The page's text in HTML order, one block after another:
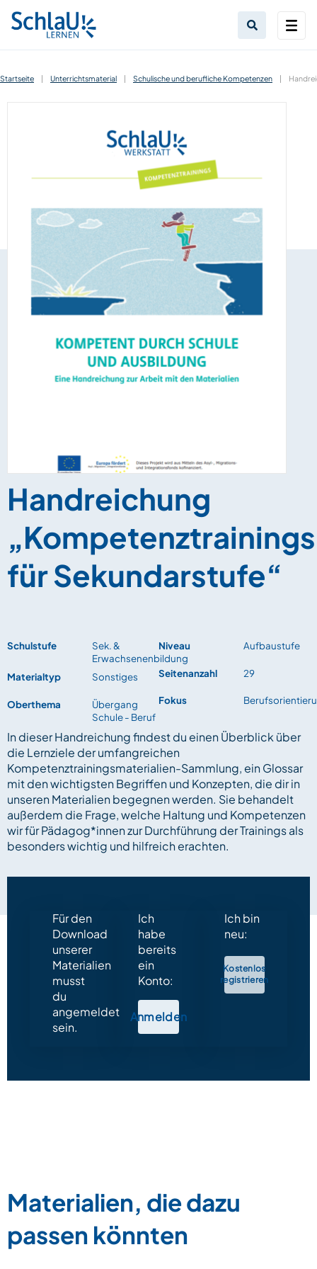
Startseite | Unterrichtsmaterial | Schulische und berufliche Kompetenzen |
Handreichung
„Kompetenztrainings
für Sekundarstufe“
Schulstufe
Sek. &
Erwachsenenbildung
Materialtyp
Sonstiges
Oberthema
Übergang
Schule - Beruf
Niveau Aufbaustufe
Seitenanzahl 29
Fokus
In dieser Handreichung findest du einen Überblick über
die Lernziele der umfangreichen
Kompetenztrainingsmaterialien-Sammlung, ein Glossar
mit den wichtigsten Begriffen und Konzepten, die dir in
unseren Materialien begegnen werden. Sie behandelt
außerdem die Frage, welche Haltung und Kompetenzen
wir für Pädagog*innen zur Durchführung der Trainings als
besonders wichtig und hilfreich erachten.
Für den
Download
unserer
Materialien
musst
du
angemeldet
sein.
Ich
habe
bereits
ein
Konto:
Anmelden
Ich bin
neu:
Kostenlos
registrieren
Materialien, die dazu
passen könnten